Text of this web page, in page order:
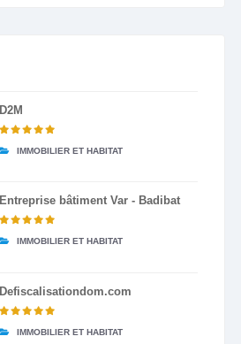
D2M
IMMOBILIER ET HABITAT
Entreprise bâtiment Var - Badibat
IMMOBILIER ET HABITAT
Defiscalisationdom.com
IMMOBILIER ET HABITAT